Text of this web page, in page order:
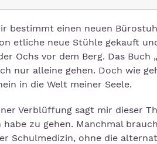
bestimmt einen neuen
etliche neue Stühle gekauft
Ochs vor dem Berg. Das Buch
nur alleine gehen. Doch wie
in die Welt meiner Seele.
Verblüffung sagt mir dieser
zu gehen. Manchmal
Schulmedizin, ohne die